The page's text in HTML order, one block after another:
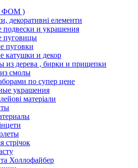
ФОМ )
декоративні елементи
и украшения
пуговицы
пуговки
катушки и декор
из дерева , бирки и прищепки
смолы
по супер цене
украшения
матеріали
стрічок
Холлофайбер